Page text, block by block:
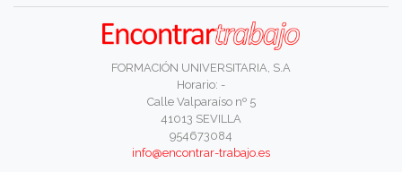
FORMACIÓN UNIVERSITARIA, S.A
Horario: -
Calle Valparaíso nº 5
41013 SEVILLA
954673084
info@encontrar-trabajo.es